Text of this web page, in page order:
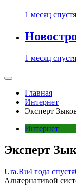
1 месяц спустя
1 месяц спустя
Главная
Интернет
Эксперт
Интернет
Эксперт
Ura.Ru4 года спустя
Альтернативой